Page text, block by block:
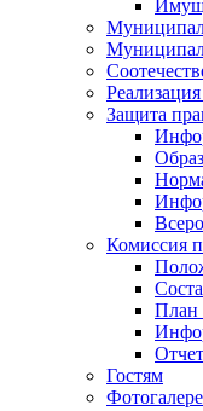
Защита
Комиссия
План
Гостям